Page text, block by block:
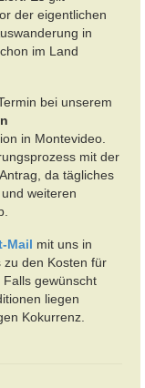
der eigentlichen
in
im Land
bei unserem
in Montevideo.
mit der
da tägliches
weiteren
Mail mit uns in
zu den Kosten für
gewünscht
liegen
Kokurrenz.